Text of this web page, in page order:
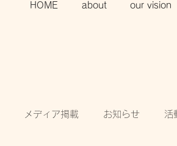
HOME about our vision
メディア掲載 お知らせ 活